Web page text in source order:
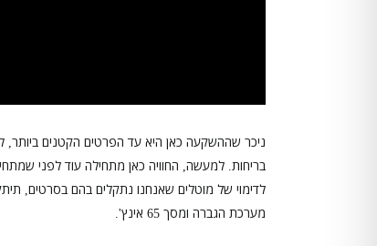
ניכר שההשקעה כאן היא עד הפרטים הקטנים ביותר,
בריחות. למעשה, החוויה כאן מתחילה עוד לפני
לדימוי של מוטלים שאנחנו נתקלים בהם בסרטים,
מערכת הגברה ומסך 65 אינץ'.